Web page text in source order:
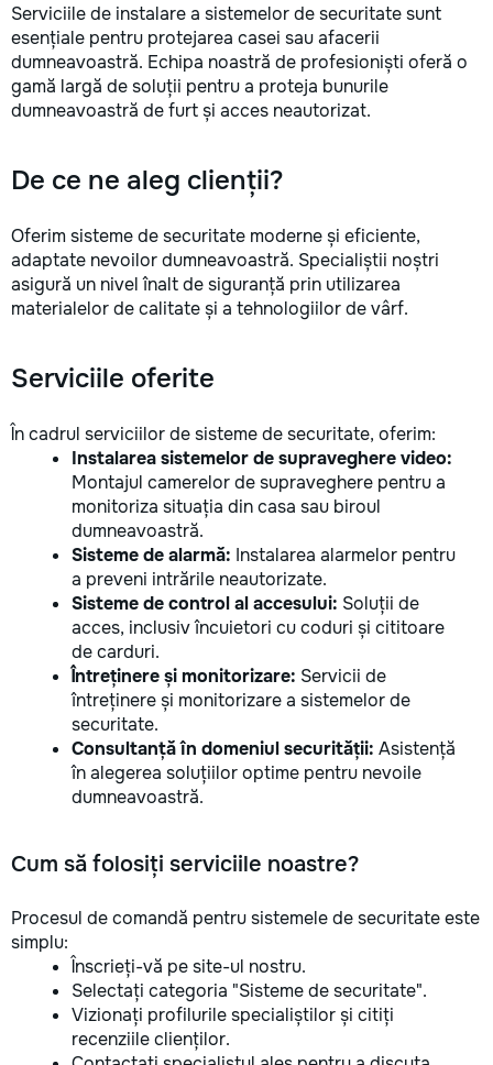
Calitatea noastră
dumneavoastră!
interiorul cât mai
de proiectul de
la fiecare detaliu.
pentru o
gratuit
Soluții pentru orice
Reparații
responsabilitate.
ideile în locuințe
Serviciile de instalare a sistemelor de securitate sunt
esențiale pentru protejarea casei sau afacerii
dumneavoastră. Echipa noastră de profesioniști oferă o
gamă largă de soluții pentru a proteja bunurile
dumneavoastră de furt și acces neautorizat.
De ce ne aleg clienții?
Oferim sisteme de securitate moderne și eficiente,
adaptate nevoilor dumneavoastră. Specialiștii noștri
asigură un nivel înalt de siguranță prin utilizarea
materialelor de calitate și a tehnologiilor de vârf.
Serviciile oferite
În cadrul serviciilor de sisteme de securitate, oferim:
Instalarea sistemelor de supraveghere video:
Montajul camerelor de supraveghere pentru a
monitoriza situația din casa sau biroul
dumneavoastră.
Sisteme de alarmă: Instalarea alarmelor pentru
a preveni intrările neautorizate.
Sisteme de control al accesului: Soluții de
acces, inclusiv încuietori cu coduri și cititoare
de carduri.
Întreținere și monitorizare: Servicii de
întreținere și monitorizare a sistemelor de
securitate.
Consultanță în domeniul securității: Asistență
în alegerea soluțiilor optime pentru nevoile
dumneavoastră.
Cum să folosiți serviciile noastre?
Procesul de comandă pentru sistemele de securitate este
simplu:
Înscrieți-vă pe site-ul nostru.
Selectați categoria "Sisteme de securitate".
Vizionați profilurile specialiștilor și citiți
recenziile clienților.